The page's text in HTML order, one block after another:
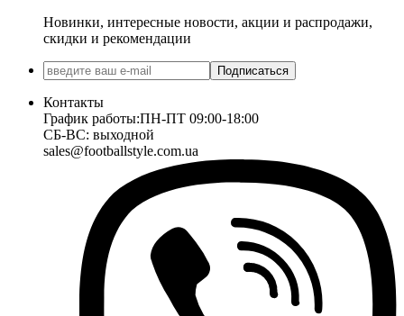
Новинки, интересные новости, акции и распродажи,
скидки и рекомендации
Подписаться
Контакты
График работы:ПН-ПТ 09:00-18:00
СБ-ВС: выходной
sales@footballstyle.com.ua